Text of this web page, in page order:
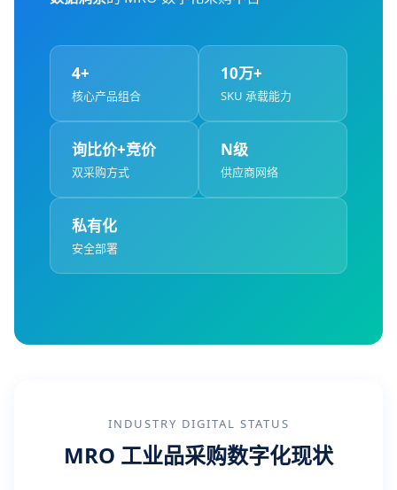
4+
核心产品组合
10万+
SKU 承载能力
询比价+竞价
双采购方式
N级
供应商网络
私有化
安全部署
INDUSTRY DIGITAL STATUS
MRO 工业品采购数字化现状